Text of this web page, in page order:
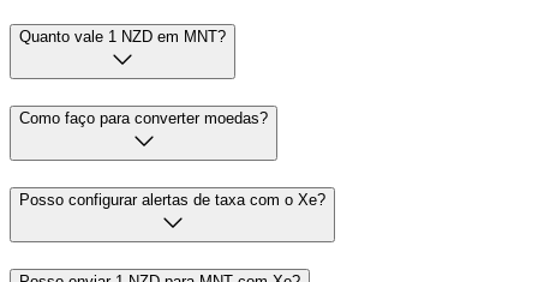
Quanto vale 1 NZD em MNT?
Como faço para converter moedas?
Posso configurar alertas de taxa com o Xe?